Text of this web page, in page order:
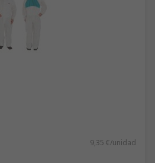
9,35 €/unidad